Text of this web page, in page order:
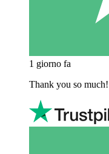
1 giorno fa
Thank you so much!